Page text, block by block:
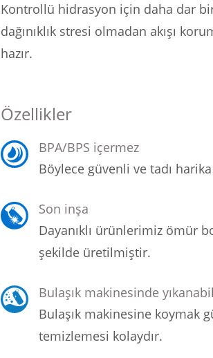
Kontrollü hidrasyon için daha dar
dağınıklık stresi olmadan akışı
hazır.
Özellikler
BPA/BPS içermez
Böylece güvenli ve tadı
Son inşa
Dayanıklı ürünlerimiz ömür
şekilde üretilmiştir.
Bulaşık makinesinde
Bulaşık makinesine koymak
temizlemesi kolaydır.